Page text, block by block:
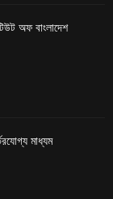
অফ বাংলাদেশ
মাধ্যম